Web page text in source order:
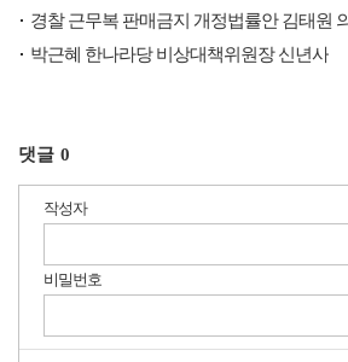
경찰 근무복 판매금지 개정법률안 김태원
박근혜 한나라당 비상대책위원장 신년사
댓글 0
작성자
비밀번호